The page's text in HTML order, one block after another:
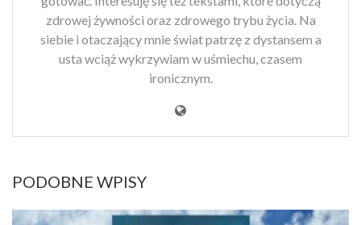
zdrowej żywności oraz zdrowego trybu życia. Na
siebie i otaczający mnie świat patrzę z dystansem a
usta wciąż wykrzywiam w uśmiechu, czasem
ironicznym.
PODOBNE WPISY